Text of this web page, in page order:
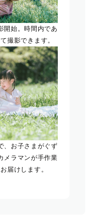
開始。時間内であ
撮影できます。
、お子さまがぐず
メラマンが手作業
届けします。